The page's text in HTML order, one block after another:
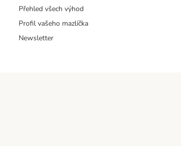
Přehled všech výhod
Profil vašeho mazlíčka
Newsletter